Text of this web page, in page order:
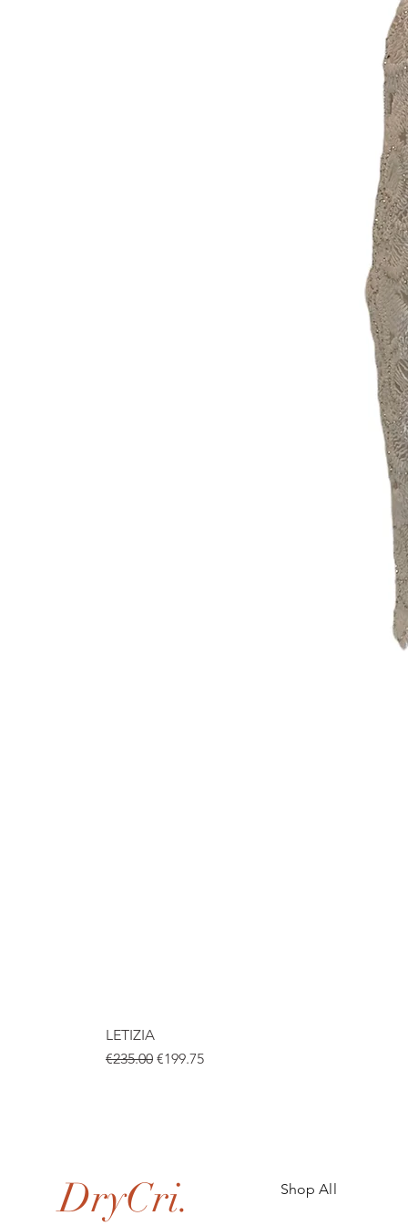
LETIZIA
Regular Price
€235.00 Sale Price
€199.75
DryCri. Shop All